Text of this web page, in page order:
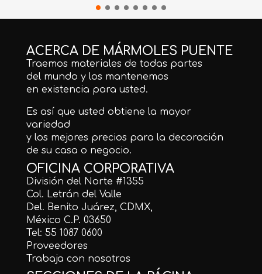
ACERCA DE MÁRMOLES PUENTE
Traemos materiales de todas partes
del mundo y los mantenemos
en existencia para usted.
Es así que usted obtiene la mayor
variedad
y los mejores precios para la decoración
de su casa o negocio.
OFICINA CORPORATIVA
División del Norte #1355
Col. Letrán del Valle
Del. Benito Juárez, CDMX,
México C.P. 03650
Tel: 55 1087 0600
Proveedores
Trabaja con nosotros